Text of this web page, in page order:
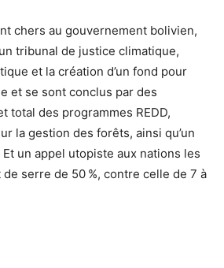
chers au gouvernement bolivien,
tribunal de justice climatique,
et la création d’un fond pour
et se sont conclus par des
total des programmes REDD,
la gestion des forêts, ainsi qu’un
un appel utopiste aux nations les
serre de 50 %, contre celle de 7 à